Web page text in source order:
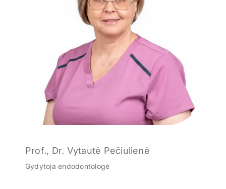
Prof., Dr. Vytautė Pečiulienė
Gydytoja endodontologė